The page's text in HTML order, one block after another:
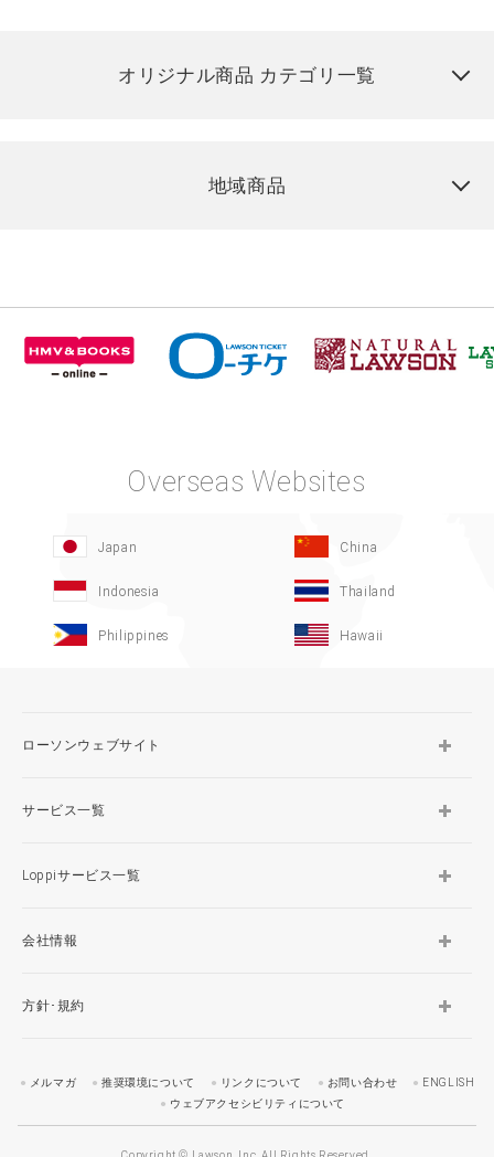
オリジナル商品 カテゴリ一覧
地域商品
Overseas Websites
Japan China
Indonesia Thailand
Philippines Hawaii
ローソンウェブサイト
サービス一覧
Loppiサービス一覧
会社情報
方針･規約
メルマガ 推奨環境について リンクについて お問い合わせ
ENGLISH
ウェブアクセシビリティについて